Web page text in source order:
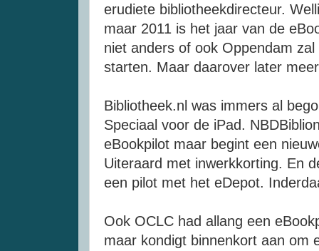
erudiete bibliotheekdirecteur.
maar 2011 is het jaar van de
niet anders of ook Oppendam
starten. Maar daarover later
Bibliotheek.nl was immers al
Speciaal voor de iPad.
eBookpilot maar begint een
Uiteraard met inwerkkorting. En
een pilot met het eDepot.
Ook OCLC had allang een
maar kondigt binnenkort aan om